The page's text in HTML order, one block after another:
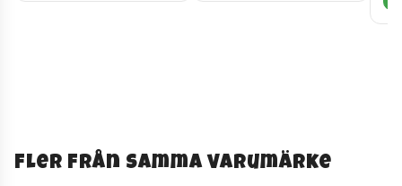
Fler från samma varumärke